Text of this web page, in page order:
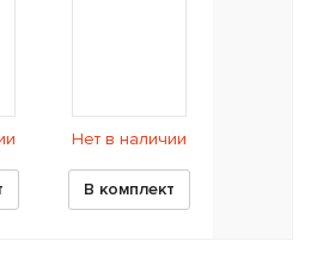
Нет в наличии
В комплект